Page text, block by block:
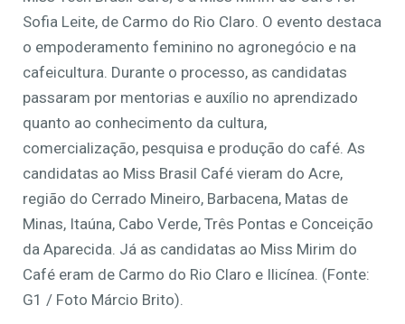
Sofia Leite, de Carmo do Rio Claro. O evento destaca
o empoderamento feminino no agronegócio e na
cafeicultura. Durante o processo, as candidatas
passaram por mentorias e auxílio no aprendizado
quanto ao conhecimento da cultura,
comercialização, pesquisa e produção do café. As
candidatas ao Miss Brasil Café vieram do Acre,
região do Cerrado Mineiro, Barbacena, Matas de
Minas, Itaúna, Cabo Verde, Três Pontas e Conceição
da Aparecida. Já as candidatas ao Miss Mirim do
Café eram de Carmo do Rio Claro e Ilicínea. (Fonte:
G1 / Foto Márcio Brito).